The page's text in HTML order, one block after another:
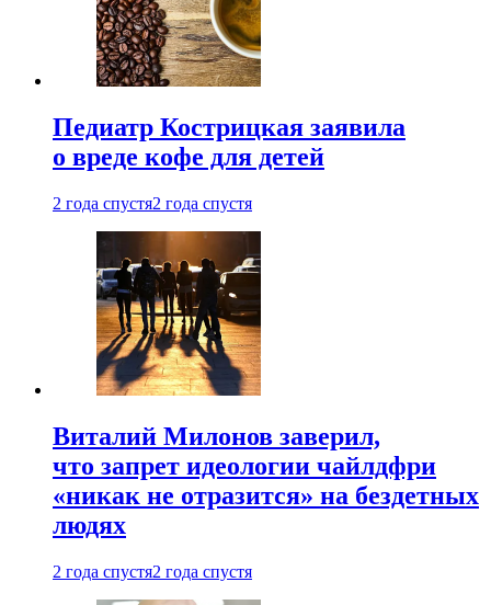
Педиатр Кострицкая заявила
о вреде кофе для детей
2 года спустя2 года спустя
Виталий Милонов заверил,
что запрет идеологии чайлдфри
«никак не отразится» на бездетных
людях
2 года спустя2 года спустя